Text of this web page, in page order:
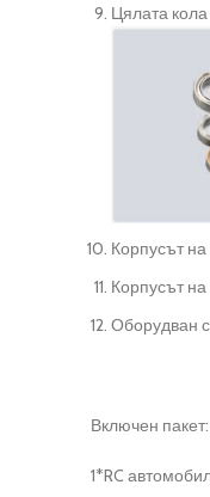
Цялата
Корпусът
Корпусът
Оборудван
Включен пакет:
1*RC